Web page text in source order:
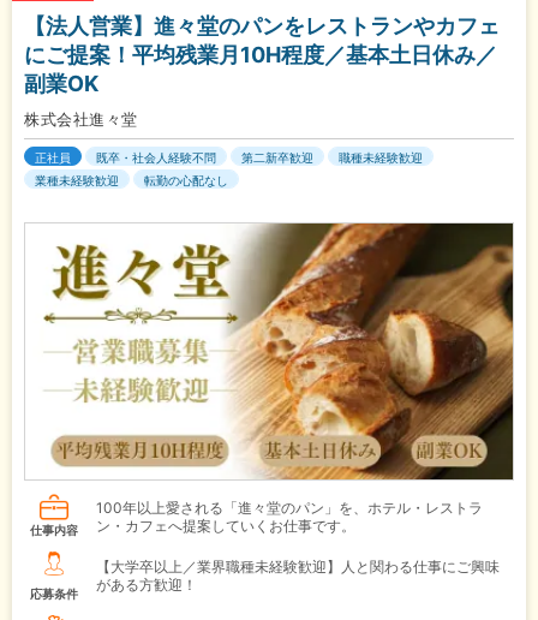
【法人営業】進々堂のパンをレストランやカフェ
にご提案！平均残業月10H程度／基本土日休み／
副業OK
株式会社進々堂
正社員 既卒・社会人経験不問 第二新卒歓迎
職種未経験歓迎
業種未経験歓迎
転勤の心配なし
仕事内容
100年以上愛される「進々堂のパン」を、ホテル・レストラ
ン・カフェへ提案していくお仕事です。
応募条件
【大学卒以上／業界職種未経験歓迎】人と関わる仕事にご興味
がある方歓迎！